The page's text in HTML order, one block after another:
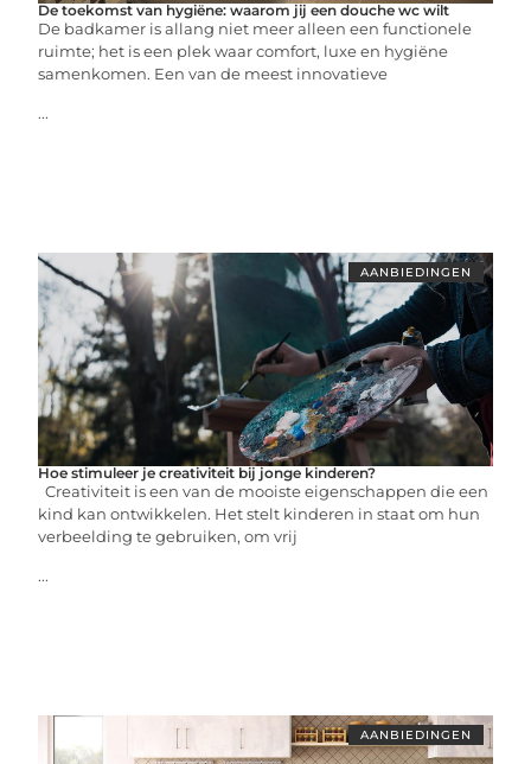
De toekomst van hygiëne: waarom jij een douche wc wilt
De badkamer is allang niet meer alleen een functionele
ruimte; het is een plek waar comfort, luxe en hygiëne
samenkomen. Een van de meest innovatieve
...
AANBIEDINGEN
Hoe stimuleer je creativiteit bij jonge kinderen?
Creativiteit is een van de mooiste eigenschappen die een
kind kan ontwikkelen. Het stelt kinderen in staat om hun
verbeelding te gebruiken, om vrij
...
AANBIEDINGEN